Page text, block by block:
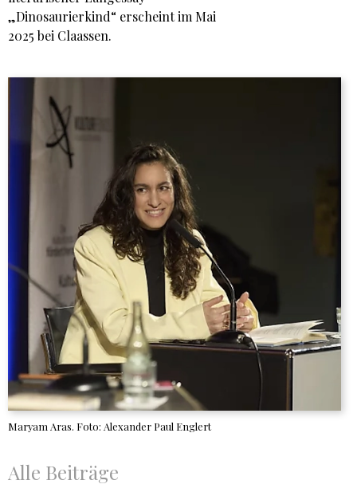
„Dinosaurierkind“ erscheint im Mai
2025 bei Claassen.
Maryam Aras. Foto: Alexander Paul Englert
Alle Beiträge